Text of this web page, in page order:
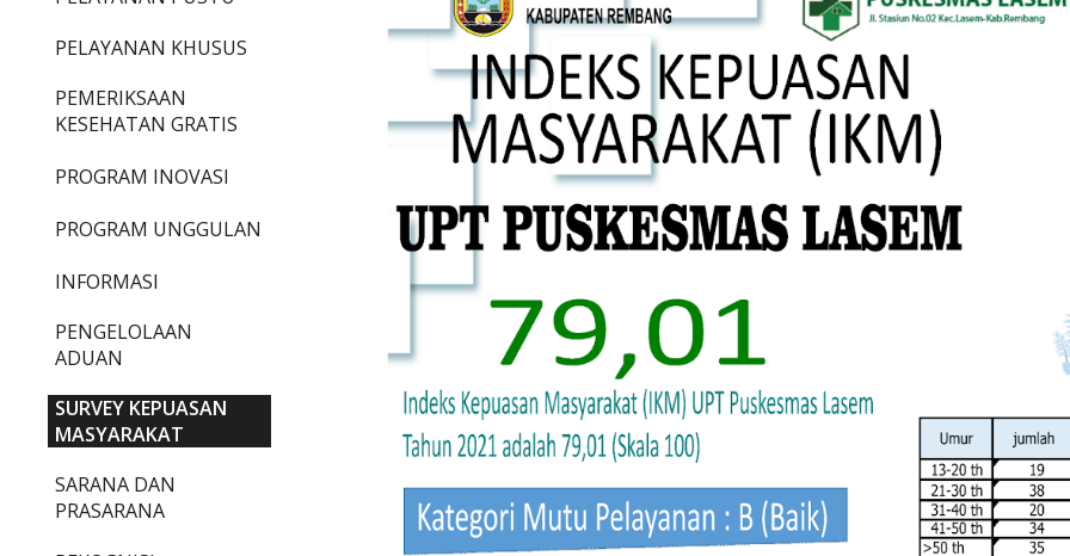
PELAYANAN KHUSUS
PEMERIKSAAN
KESEHATAN GRATIS
PROGRAM INOVASI
PROGRAM UNGGULAN
INFORMASI
PENGELOLAAN
ADUAN
SURVEY KEPUASAN
MASYARAKAT
SARANA DAN
PRASARANA